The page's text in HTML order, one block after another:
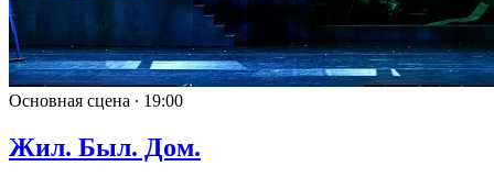
Основная сцена ∙ 19:00
Жил. Был. Дом.